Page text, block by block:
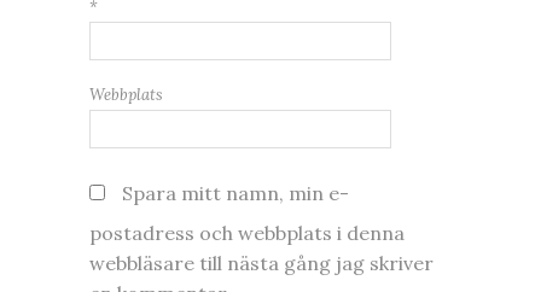
*
Webbplats
Spara mitt namn, min e-
postadress och webbplats i denna
webbläsare till nästa gång jag skriver